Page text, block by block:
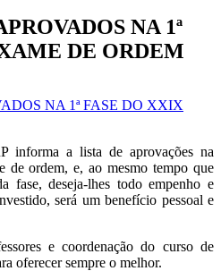
NA 1ª
DE ORDEM
informa a lista de aprovações na
ordem, e, ao mesmo tempo que
fase, deseja-lhes todo empenho e
será um benefício pessoal e
e coordenação do curso de
oferecer sempre o melhor.